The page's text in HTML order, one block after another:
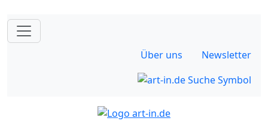
Über uns Newsletter